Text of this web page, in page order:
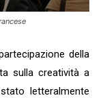
della
sulla creatività a
letteralmente